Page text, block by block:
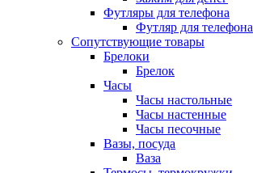
Футляры для телефона
Футляр для телефона
Сопутствующие товары
Брелоки
Брелок
Часы
Часы настольные
Часы настенные
Часы песочные
Вазы, посуда
Ваза